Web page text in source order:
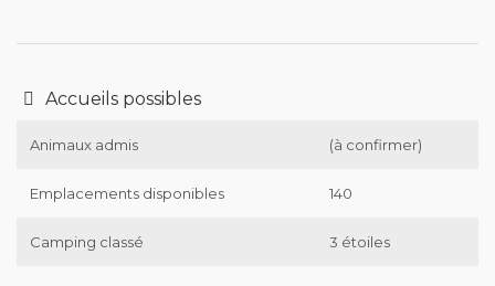
Accueils possibles
Animaux admis (à confirmer)
Emplacements disponibles 140
Camping classé 3 étoiles